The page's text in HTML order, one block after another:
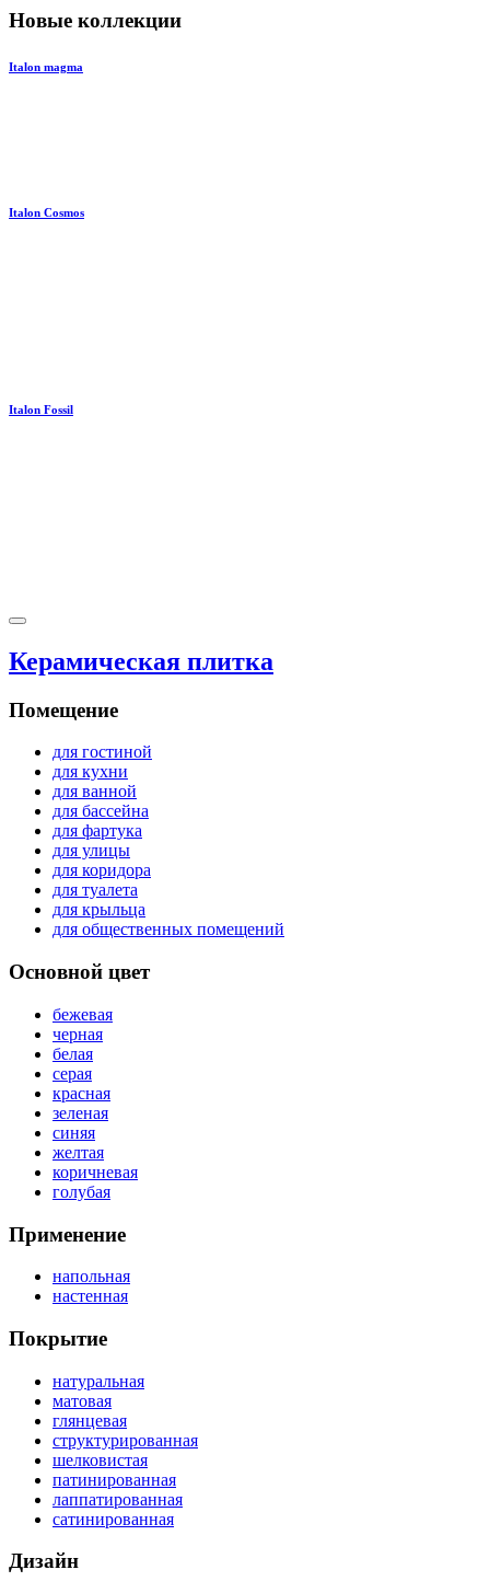
Новые коллекции
Italon magma
Italon Cosmos
Italon Fossil
Керамическая плитка
Помещение
для гостиной
для кухни
для ванной
для бассейна
для фартука
для улицы
для коридора
для туалета
для крыльца
для общественных помещений
Основной цвет
бежевая
черная
белая
серая
красная
зеленая
синяя
желтая
коричневая
голубая
Применение
напольная
настенная
Покрытие
натуральная
матовая
глянцевая
структурированная
шелковистая
патинированная
лаппатированная
сатинированная
Дизайн